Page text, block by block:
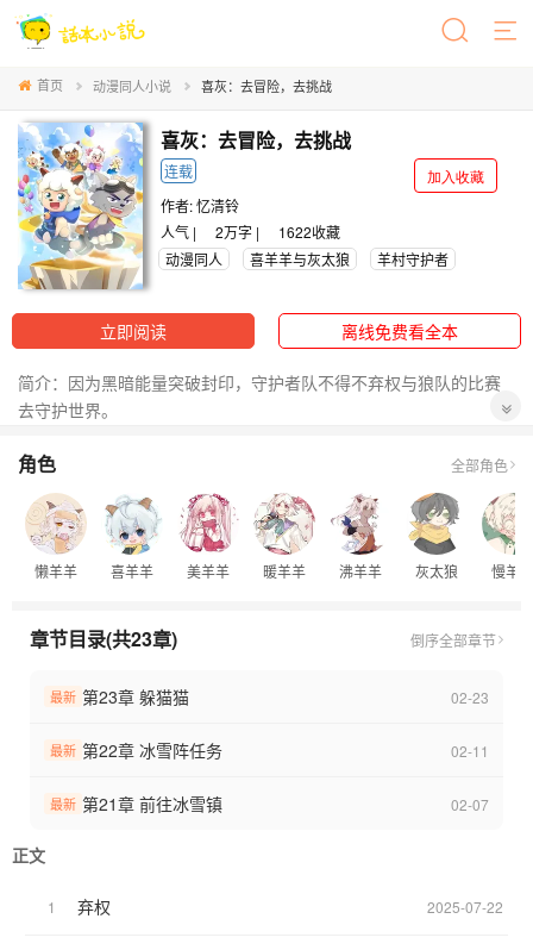
首页 动漫同人小说 喜灰：去冒险，去挑战
喜灰：去冒险，去挑战
连载
加入收藏
作者:忆清铃
人气 |
2万字 | 1622收藏
动漫同人
喜羊羊与灰太狼 羊村守护者
立即阅读 离线免费看全本
简介：因为黑暗能量突破封印，守护者队不得不弃权与狼队的比赛
去守护世界。
档综艺，却发现这五年来人们都忘记了他们，还有了一群冒充
者……
ooc预警/全员半拟人/除官配无cp
角色 全部角色
懒羊羊 喜羊羊 美羊羊 暖羊羊 沸羊羊 灰太狼 慢羊羊
章节目录(共23章) 倒序全部章节
最新 第23章 躲猫猫 02-23
最新 第22章 冰雪阵任务 02-11
最新 第21章 前往冰雪镇 02-07
正文
1 弃权 2025-07-22